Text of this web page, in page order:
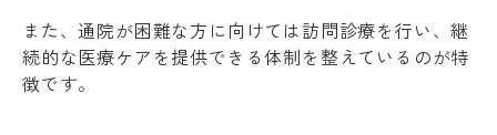
また、通院が困難な方に向けては訪問診療を行い、継
続的な医療ケアを提供できる体制を整えているのが特
徴です。